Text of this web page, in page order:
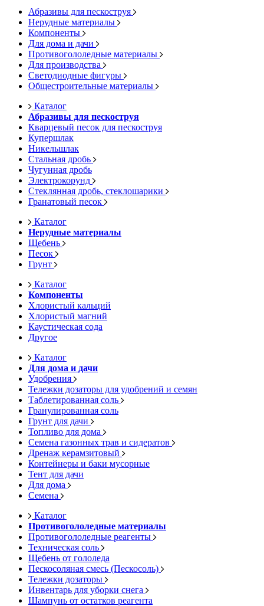
Абразивы для пескоструя
Нерудные материалы
Компоненты
Для дома и дачи
Противогололедные материалы
Для производства
Светодиодные фигуры
Общестроительные материалы
Каталог
Абразивы для пескоструя
Кварцевый песок для пескоструя
Купершлак
Никельшлак
Стальная дробь
Чугунная дробь
Электрокорунд
Стеклянная дробь, стеклошарики
Гранатовый песок
Каталог
Нерудные материалы
Щебень
Песок
Грунт
Каталог
Компоненты
Хлористый кальций
Хлористый магний
Каустическая сода
Другое
Каталог
Для дома и дачи
Удобрения
Тележки дозаторы для удобрений и семян
Таблетированная соль
Гранулированная соль
Грунт для дачи
Топливо для дома
Семена газонных трав и сидератов
Дренаж керамзитовый
Контейнеры и баки мусорные
Тент для дачи
Для дома
Семена
Каталог
Противогололедные материалы
Противогололедные реагенты
Техническая соль
Щебень от гололеда
Пескосоляная смесь (Пескосоль)
Тележки дозаторы
Инвентарь для уборки снега
Шампунь от остатков реагента